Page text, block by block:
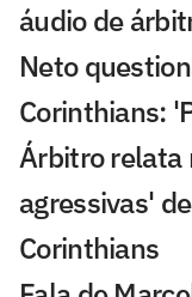
áudio de
Neto
Corinthians:
Árbitro relata
agressivas'
Corinthians